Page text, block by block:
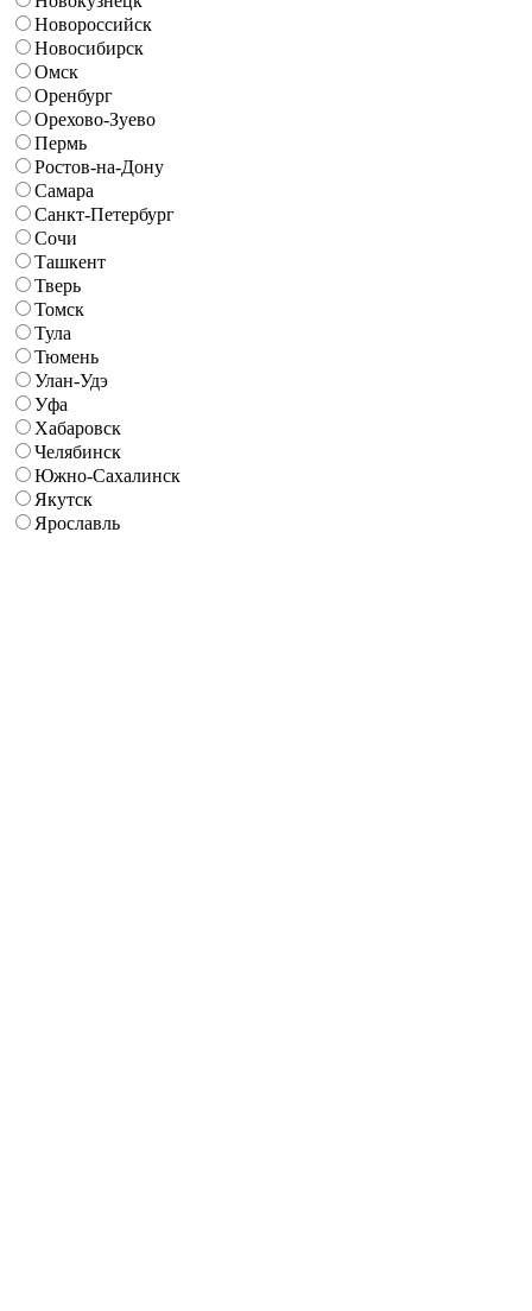
Новороссийск
Новосибирск
Омск
Оренбург
Орехово-Зуево
Пермь
Ростов-на-Дону
Самара
Санкт-Петербург
Сочи
Ташкент
Тверь
Томск
Тула
Тюмень
Улан-Удэ
Уфа
Хабаровск
Челябинск
Южно-Сахалинск
Якутск
Ярославль